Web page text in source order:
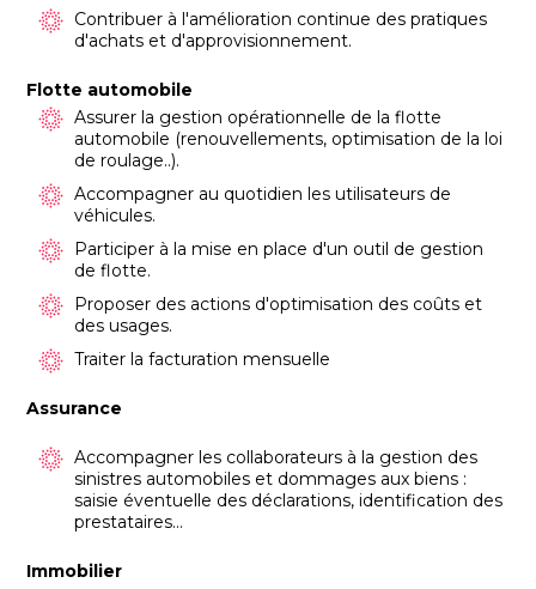
Contribuer à l'amélioration continue des pratiques
d'achats et d'approvisionnement.
Flotte automobile
Assurer la gestion opérationnelle de la flotte
automobile (renouvellements, optimisation de la loi
de roulage..).
Accompagner au quotidien les utilisateurs de
véhicules.
Participer à la mise en place d'un outil de gestion
de flotte.
Proposer des actions d'optimisation des coûts et
des usages.
Traiter la facturation mensuelle
Assurance
Accompagner les collaborateurs à la gestion des
sinistres automobiles et dommages aux biens :
saisie éventuelle des déclarations, identification des
prestataires...
Immobilier